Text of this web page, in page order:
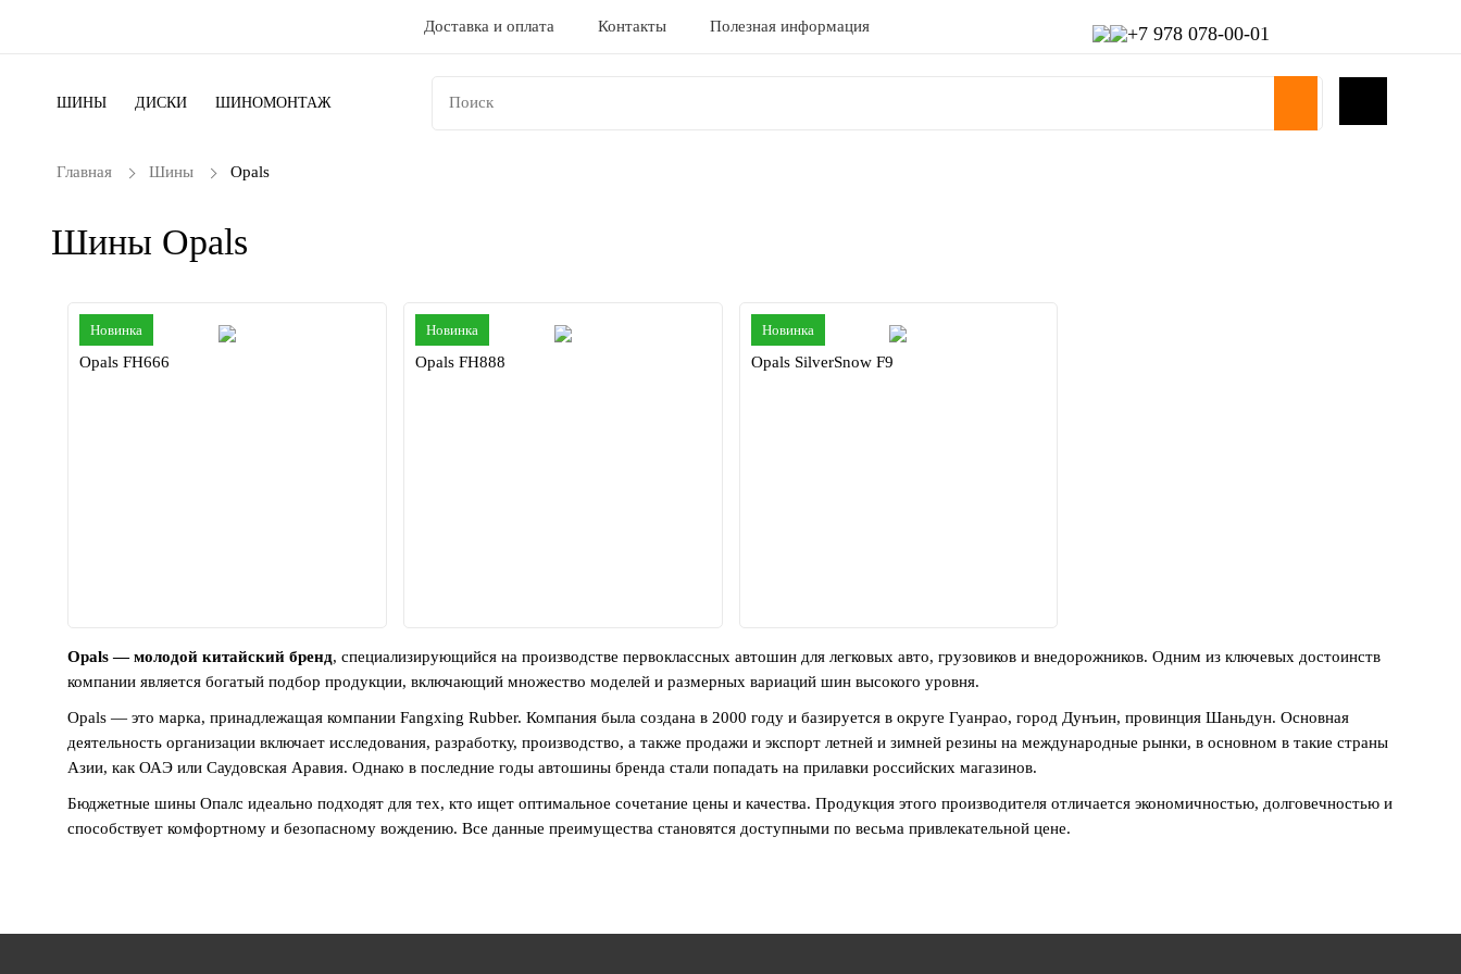
Доставка и оплата Контакты Полезная информация +7 978 078-00-01
ШИНЫ ДИСКИ ШИНОМОНТАЖ
Главная Шины Opals
Шины Opals
Opals FH666
Новинка
Opals FH888
Новинка
Opals SilverSnow F9
Новинка
Opals — молодой китайский бренд, специализирующийся на производстве первоклассных автошин для легковых авто, грузовиков и внедорожников. Одним из ключевых достоинств
компании является богатый подбор продукции, включающий множество моделей и размерных вариаций шин высокого уровня.
Opals — это марка, принадлежащая компании Fangxing Rubber. Компания была создана в 2000 году и базируется в округе Гуанрао, город Дунъин, провинция Шаньдун. Основная
деятельность организации включает исследования, разработку, производство, а также продажи и экспорт летней и зимней резины на международные рынки, в основном в такие страны
Азии, как ОАЭ или Саудовская Аравия. Однако в последние годы автошины бренда стали попадать на прилавки российских магазинов.
Бюджетные шины Опалс идеально подходят для тех, кто ищет оптимальное сочетание цены и качества. Продукция этого производителя отличается экономичностью, долговечностью и
способствует комфортному и безопасному вождению. Все данные преимущества становятся доступными по весьма привлекательной цене.